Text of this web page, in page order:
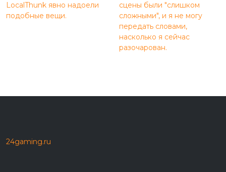
LocalThunk явно надоели
подобные вещи.
сцены были "слишком
сложными", и я не могу
передать словами,
насколько я сейчас
разочарован.
24gaming.ru